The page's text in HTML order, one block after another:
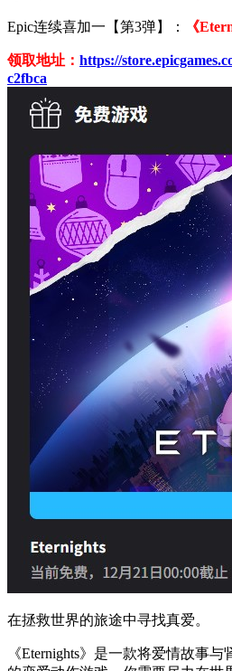
Epic连续喜加一【第3弹】： 《
领取地址： https://
c2fbca
在拯救世界的旅途中寻找真爱。
《Eternights》是一款将爱情故事